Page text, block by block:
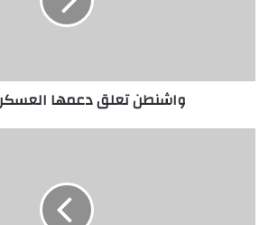
واشنطن تعلق دعمها